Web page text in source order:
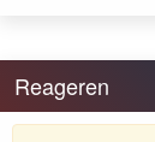
Reageren